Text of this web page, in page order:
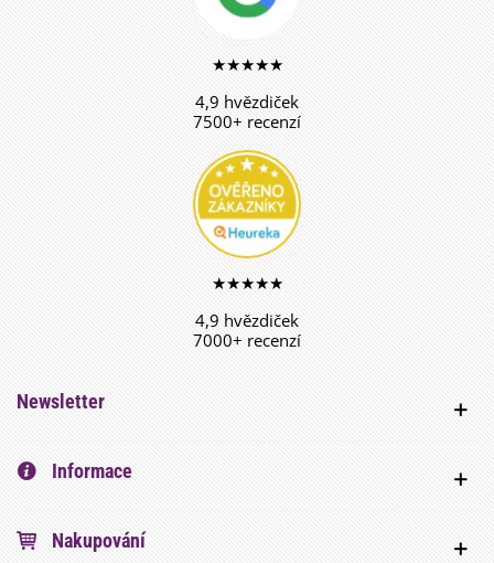
★★★★★
4,9 hvězdiček
7500+ recenzí
★★★★★
4,9 hvězdiček
7000+ recenzí
Newsletter
Informace
Nakupování